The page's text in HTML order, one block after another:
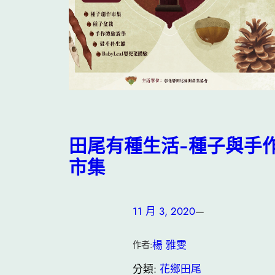
田尾有種生活-種子與手
市集
11 月 3, 2020—
作者:楊 雅雯
分類: 花鄉田尾